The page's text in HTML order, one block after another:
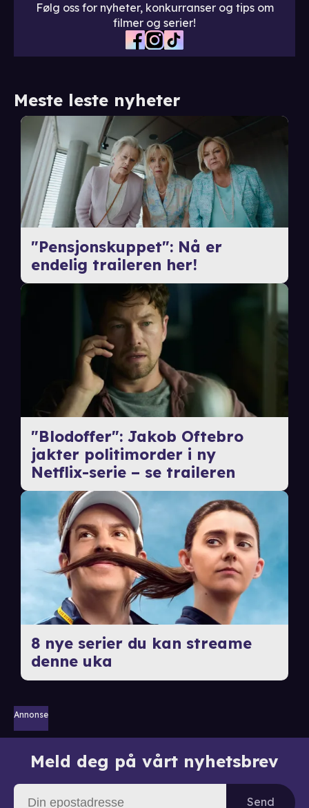
Følg oss for nyheter, konkurranser og tips om
filmer og serier!
Meste leste nyheter
"Pensjonskuppet": Nå er
endelig traileren her!
"Blodoffer": Jakob Oftebro
jakter politimorder i ny
Netflix-serie – se traileren
8 nye serier du kan streame
denne uka
Annonse
Meld deg på vårt nyhetsbrev
Send